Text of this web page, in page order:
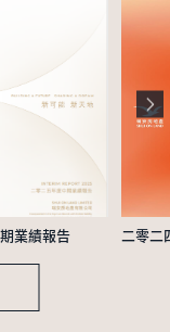
業績報告 二零二